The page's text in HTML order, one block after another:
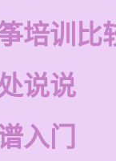
培训比
说说
入门